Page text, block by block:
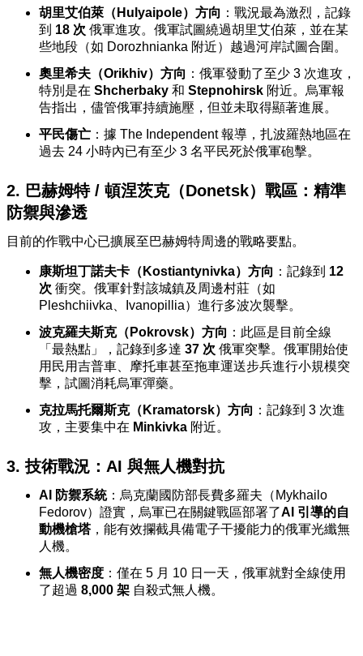
胡里艾伯萊（Hulyaipole）方向 ：戰況最為激烈，記錄
到 18 次 俄軍進攻。俄軍試圖繞過胡里艾伯萊，並在某
些地段（如 Dorozhnianka 附近）越過河岸試圖合圍。
奧里希夫（Orikhiv）方向 ：俄軍發動了至少 3 次進攻，
特別是在 Shcherbaky 和 Stepnohirsk 附近。烏軍報
告指出，儘管俄軍持續施壓，但並未取得顯著進展。
平民傷亡 ：據 The Independent報導，扎波羅熱地區在
過去 24 小時內已有至少 3 名平民死於俄軍砲擊。
2. 巴赫姆特 / 頓涅茨克（Donetsk）戰區：精準
防禦與滲透
目前的作戰中心已擴展至巴赫姆特周邊的戰略要點。
康斯坦丁諾夫卡（Kostiantynivka）方向 ：記錄到 12
次 衝突。俄軍針對該城鎮及周邊村莊（如
Pleshchiivka、Ivanopillia）進行多波次襲擊。
波克羅夫斯克（Pokrovsk）方向 ：此區是目前全線
「最熱點」，記錄到多達 37 次 俄軍突擊。俄軍開始使
用民用吉普車、摩托車甚至拖車運送步兵進行小規模突
擊，試圖消耗烏軍彈藥。
克拉馬托爾斯克（Kramatorsk）方向 ：記錄到 3 次進
攻，主要集中在 Minkivka 附近。
3. 技術戰況：AI 與無人機對抗
AI 防禦系統：烏克蘭國防部長費多羅夫（Mykhailo
Fedorov）證實，烏軍已在關鍵戰區部署了AI 引導的自
動機槍塔，能有效攔截具備電子干擾能力的俄軍光纖無
人機。
無人機密度 ：僅在 5 月 10 日一天，俄軍就對全線使用
了超過 8,000 架 自殺式無人機。